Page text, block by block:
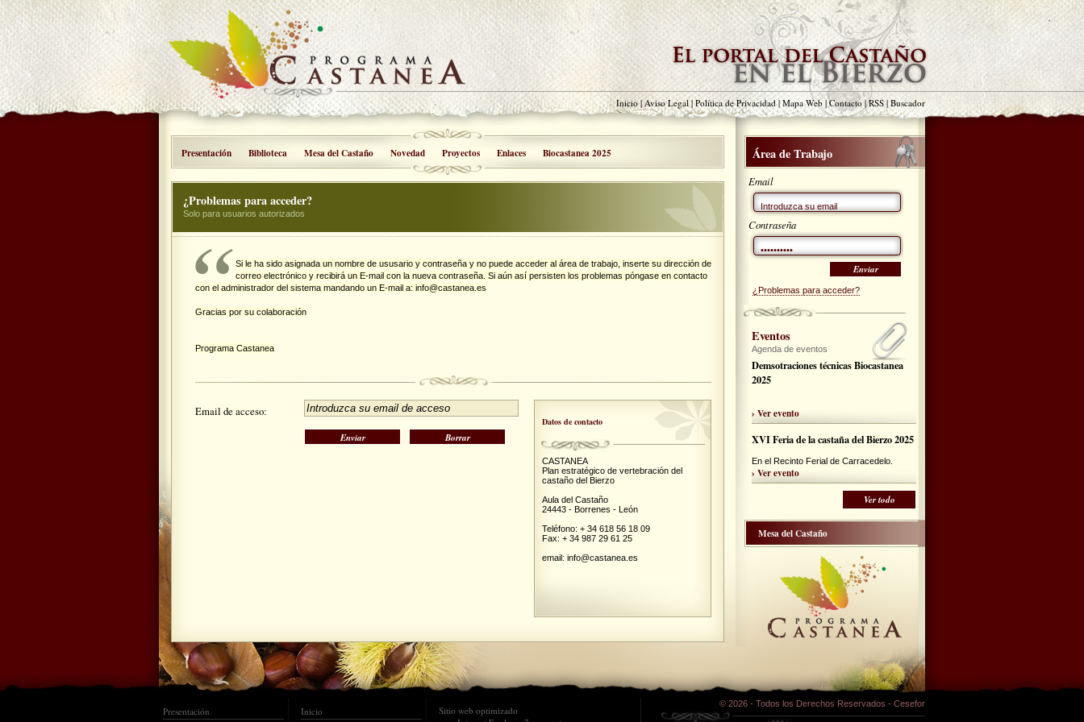
Inicio|Aviso Legal|Política de Privacidad|Mapa Web|Contacto|RSS |Buscador
Presentación Biblioteca Mesa del Castaño Novedad Proyectos Enlaces Biocastanea 2025
¿Problemas para acceder?
Solo para usuarios autorizados
Si le ha sido asignada un nombre de ususario y contraseña y no puede acceder al área de trabajo, inserte su dirección de
correo electrónico y recibirá un E-mail con la nueva contraseña. Si aún así persisten los problemas póngase en contacto
con el administrador del sistema mandando un E-mail a: info@castanea.es
Gracias por su colaboración
Programa Castanea
Email de acceso:
Datos de contacto
CASTANEA
Plan estratégico de vertebración del
castaño del Bierzo
Aula del Castaño
24443 - Borrenes - León
Teléfono: + 34 618 56 18 09
Fax: + 34 987 29 61 25
email: info@castanea.es
Área de Trabajo
Email
Contraseña
¿Problemas para acceder?
Eventos
Agenda de eventos
Demsotraciones técnicas Biocastanea
2025
› Ver evento
XVI Feria de la castaña del Bierzo 2025
En el Recinto Ferial de Carracedelo.
› Ver evento
Ver todo
Mesa del Castaño
Presentación Inicio
Sitio web optimizado
© 2026 - Todos los Derechos Reservados - Cesefor